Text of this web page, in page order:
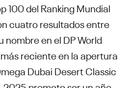
100 del Ranking Mundial
cuatro resultados entre
nombre en el DP World
más reciente en la apertura
Dubai Desert Classic